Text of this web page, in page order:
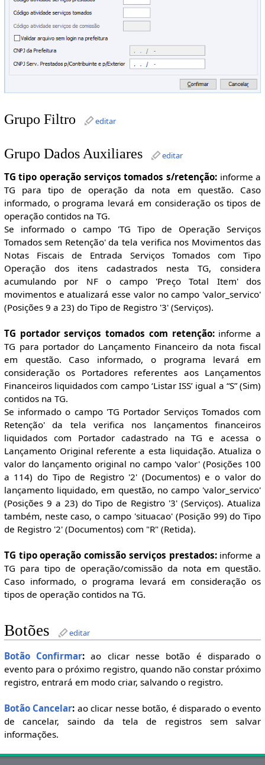
Grupo Filtro editar
Grupo Dados Auxiliares editar
TG tipo operação serviços tomados s/retenção:informe a
TG para tipo de operação da nota em questão. Caso
informado, o programa levará em consideração os tipos de
operação contidos na TG.
Se informado o campo 'TG Tipo de Operação Serviços
Tomados sem Retenção' da tela verifica nos Movimentos das
Notas Fiscais de Entrada Serviços Tomados com Tipo
Operação dos itens cadastrados nesta TG, considera
acumulando por NF o campo 'Preço Total Item' dos
movimentos e atualizará esse valor no campo 'valor_servico'
(Posições 9 a 23) do Tipo de Registro '3' (Serviços).
TG portador serviços tomados com retenção:informe a
TG para portador do Lançamento Financeiro da nota fiscal
em questão. Caso informado, o programa levará em
consideração os Portadores referentes aos Lançamentos
Financeiros liquidados com campo ‘Listar ISS’ igual a “S” (Sim)
contidos na TG.
Se informado o campo 'TG Portador Serviços Tomados com
Retenção' da tela verifica nos lançamentos financeiros
liquidados com Portador cadastrado na TG e acessa o
Lançamento Original referente a esta liquidação. Atualiza o
valor do lançamento original no campo 'valor' (Posições 100
a 114) do Tipo de Registro '2' (Documentos) e o valor do
lançamento liquidado, em questão, no campo 'valor_servico'
(Posições 9 a 23) do Tipo de Registro '3' (Serviços). Atualiza
também, neste caso, o campo 'situacao' (Posição 99) do Tipo
de Registro '2' (Documentos) com "R" (Retida).
TG tipo operação comissão serviços prestados:informe a
TG para tipo de operação/comissão da nota em questão.
Caso informado, o programa levará em consideração os
tipos de operação contidos na TG.
Botões editar
Botão Confirmar: ao clicar nesse botão é disparado o
evento para o próximo registro, quando não constar próximo
registro, entrará em modo criar, salvando o registro.
Botão Cancelar: ao clicar nesse botão, é disparado o evento
de cancelar, saindo da tela de registros sem salvar
informações.